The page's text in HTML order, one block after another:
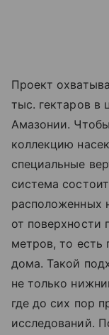
Проект
тыс. гектаров в
Амазонии.
коллекцию
специальные
система
расположенных
от поверхности
метров, то есть
дома. Такой
не только
где до сих пор
исследований.